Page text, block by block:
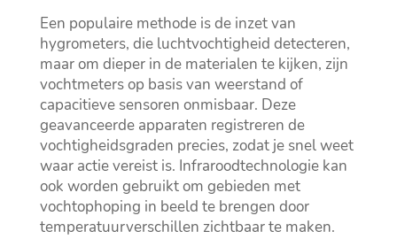
Een populaire methode is de inzet van
hygrometers, die luchtvochtigheid detecteren,
maar om dieper in de materialen te kijken, zijn
vochtmeters op basis van weerstand of
capacitieve sensoren onmisbaar.​ Deze
geavanceerde apparaten registreren de
vochtigheidsgraden precies, zodat je snel weet
waar actie vereist is.​ Infraroodtechnologie kan
ook worden gebruikt om gebieden met
vochtophoping in beeld te brengen door
temperatuurverschillen zichtbaar te maken.​